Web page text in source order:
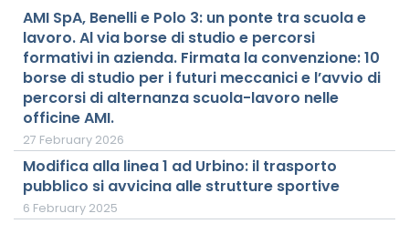
AMI SpA, Benelli e Polo 3: un ponte tra scuola e
lavoro. Al via borse di studio e percorsi
formativi in azienda. Firmata la convenzione: 10
borse di studio per i futuri meccanici e l’avvio di
percorsi di alternanza scuola-lavoro nelle
officine AMI.
27 February 2026
Modifica alla linea 1 ad Urbino: il trasporto
pubblico si avvicina alle strutture sportive
6 February 2025